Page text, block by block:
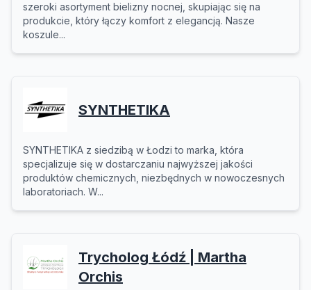
szeroki asortyment bielizny nocnej, skupiając się na
produkcie, który łączy komfort z elegancją. Nasze
koszule...
SYNTHETIKA
SYNTHETIKA z siedzibą w Łodzi to marka, która
specjalizuje się w dostarczaniu najwyższej jakości
produktów chemicznych, niezbędnych w nowoczesnych
laboratoriach. W...
Trycholog Łódź | Martha
Orchis